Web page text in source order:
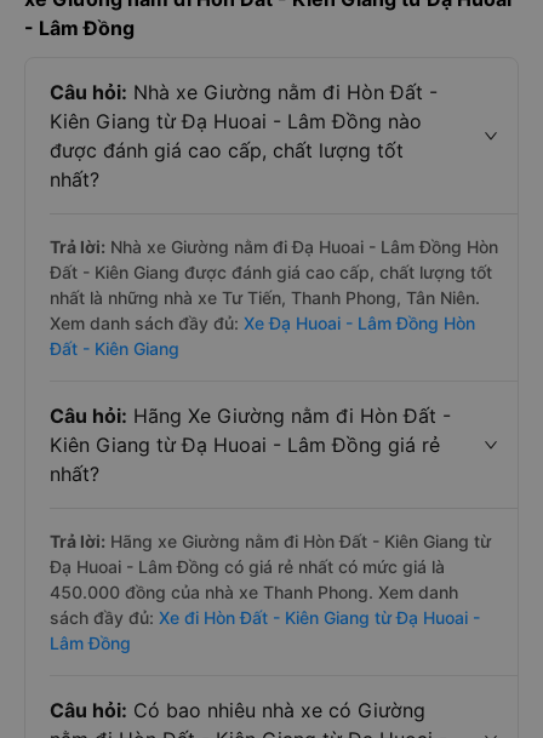
- Lâm Đồng
Câu hỏi: Nhà xe Giường nằm đi Hòn Đất -
Kiên Giang từ Đạ Huoai - Lâm Đồng nào
được đánh giá cao cấp, chất lượng tốt
nhất?
Trả lời: Nhà xe Giường nằm đi Đạ Huoai - Lâm Đồng Hòn
Đất - Kiên Giang được đánh giá cao cấp, chất lượng tốt
nhất là những nhà xe Tư Tiến, Thanh Phong, Tân Niên.
Xem danh sách đầy đủ: Xe Đạ Huoai - Lâm Đồng Hòn
Đất - Kiên Giang
Câu hỏi: Hãng Xe Giường nằm đi Hòn Đất -
Kiên Giang từ Đạ Huoai - Lâm Đồng giá rẻ
nhất?
Trả lời: Hãng xe Giường nằm đi Hòn Đất - Kiên Giang từ
Đạ Huoai - Lâm Đồng có giá rẻ nhất có mức giá là
450.000 đồng của nhà xe Thanh Phong. Xem danh
sách đầy đủ: Xe đi Hòn Đất - Kiên Giang từ Đạ Huoai -
Lâm Đồng
Câu hỏi: Có bao nhiêu nhà xe có Giường